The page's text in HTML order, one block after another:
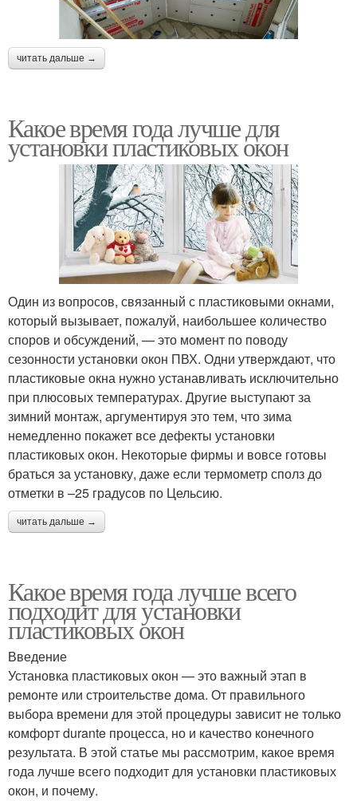
читать дальше →
Какое время года лучше для
установки пластиковых окон
Один из вопросов, связанный с пластиковыми окнами,
который вызывает, пожалуй, наибольшее количество
споров и обсуждений, — это момент по поводу
сезонности установки окон ПВХ. Одни утверждают, что
пластиковые окна нужно устанавливать исключительно
при плюсовых температурах. Другие выступают за
зимний монтаж, аргументируя это тем, что зима
немедленно покажет все дефекты установки
пластиковых окон. Некоторые фирмы и вовсе готовы
браться за установку, даже если термометр сполз до
отметки в –25 градусов по Цельсию.
читать дальше →
Какое время года лучше всего
подходит для установки
пластиковых окон
Введение
Установка пластиковых окон — это важный этап в
ремонте или строительстве дома. От правильного
выбора времени для этой процедуры зависит не только
комфорт durante процесса, но и качество конечного
результата. В этой статье мы рассмотрим, какое время
года лучше всего подходит для установки пластиковых
окон, и почему.